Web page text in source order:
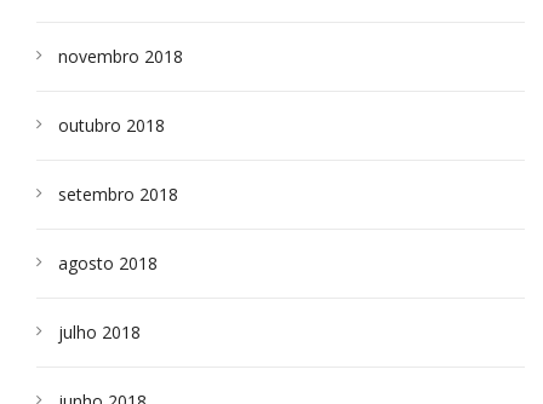
novembro 2018
outubro 2018
setembro 2018
agosto 2018
julho 2018